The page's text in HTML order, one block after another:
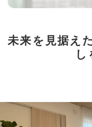
未来を見据え
し